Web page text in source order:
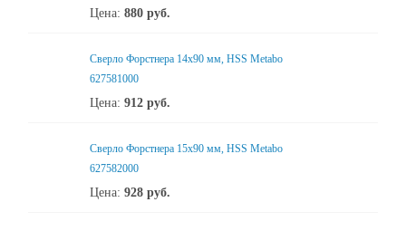
Цена: 880 руб.
Сверло Форстнера 14х90 мм, HSS Metabo
627581000
Цена: 912 руб.
Сверло Форстнера 15х90 мм, HSS Metabo
627582000
Цена: 928 руб.